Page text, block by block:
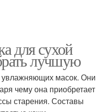
для сухой
лучшую
увлажняющих масок. Они
чему она приобретает
старения. Составы